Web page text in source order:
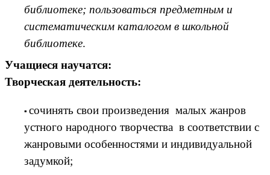
библиотеке; пользоваться предметным и
систематическим каталогом в школьной
библиотеке.
Учащиеся научатся:
Творческая деятельность:
сочинять свои произведения малых жанров
устного народного творчества в соответствии с
жанровыми особенностями и индивидуальной
задумкой;